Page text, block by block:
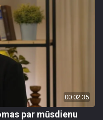
00:02:35
par mūsdienu